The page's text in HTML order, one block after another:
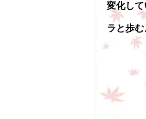
変化し
ラと歩